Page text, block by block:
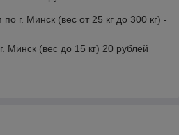
г. Минск (вес от 25 кг до 300 кг) -
Минск (вес до 15 кг) 20 рублей